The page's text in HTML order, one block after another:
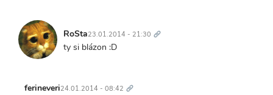
RoSta23.01.2014 - 21:30 odkaz
ty si blázon :D
ferineveri24.01.2014 - 08:42 odkaz